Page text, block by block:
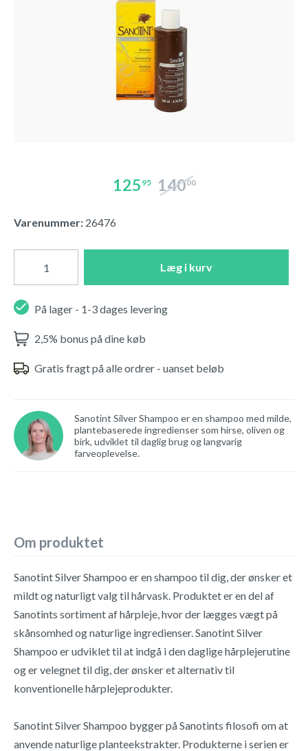
125 95 14000
Varenummer: 26476
Læg i kurv
På lager - 1-3 dages levering
2,5% bonus på dine køb
Gratis fragt på alle ordrer - uanset beløb
Sanotint Silver Shampoo er en shampoo med milde,
plantebaserede ingredienser som hirse, oliven og
birk, udviklet til daglig brug og langvarig
farveoplevelse.
Om produktet
Sanotint Silver Shampoo er en shampoo til dig, der ønsker et
mildt og naturligt valg til hårvask. Produktet er en del af
Sanotints sortiment af hårpleje, hvor der lægges vægt på
skånsomhed og naturlige ingredienser. Sanotint Silver
Shampoo er udviklet til at indgå i den daglige hårplejerutine
og er velegnet til dig, der ønsker et alternativ til
konventionelle hårplejeprodukter.
Sanotint Silver Shampoo bygger på Sanotints filosofi om at
anvende naturlige planteekstrakter. Produkterne i serien er